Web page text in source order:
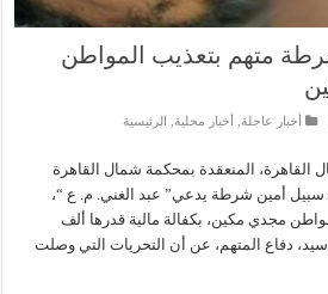
متهم بتعذيب المواطن
أخبار عاجلة أخبار محلية
الرئيسية
جنايات شمال القاهرة، المنعقدة بمحكمة شمال القاهرة
سبيل أمين شرطة يدعي” عبد الغني. م. ع “،
مجدي مكين، بكفالة مالية قدرها ألف
دفاع المتهم، عن أن التحريات التي وصلت